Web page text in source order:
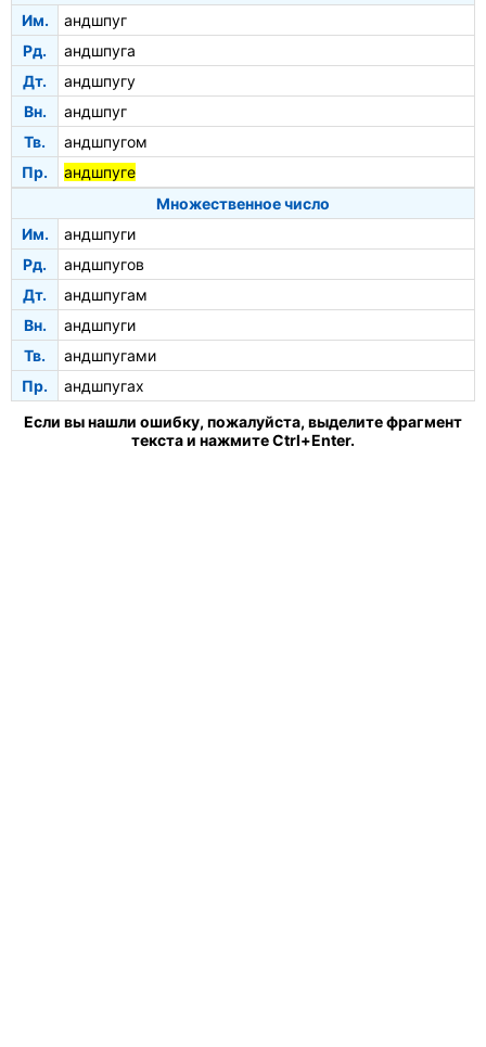
Им.
андшпуг
Рд.
андшпуга
Дт.
андшпугу
Вн.
андшпуг
Тв.
андшпугом
Пр.
андшпуге
Множественное число
Им.
андшпуги
Рд.
андшпугов
Дт.
андшпугам
Вн.
андшпуги
Тв.
андшпугами
Пр.
андшпугах
Если вы нашли ошибку, пожалуйста, выделите фрагмент
текста и нажмите Ctrl+Enter.